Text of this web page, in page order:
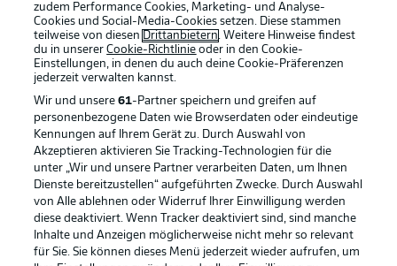
Rechtliche Hinweise Voreinstellungen verwalten
Datenschutz Nutzungsbedingungen
Kontakt Jobs
zudem Performance Cookies, Marketing- und Analyse-
Cookies und Social-Media-Cookies setzen. Diese stammen
teilweise von diesen Drittanbietern. Weitere Hinweise findest
du in unsererCookie-Richtlinie oder in den Cookie-
Einstellungen, in denen du auch deine Cookie-Präferenzen
jederzeit verwalten kannst.
Wir und unsere61-Partner speichern und greifen auf
personenbezogene Daten wie Browserdaten oder eindeutige
Kennungen auf Ihrem Gerät zu. Durch Auswahl von
Akzeptieren aktivieren Sie Tracking-Technologien für die
unter „Wir und unsere Partner verarbeiten Daten, um Ihnen
Dienste bereitzustellen“ aufgeführten Zwecke. Durch Auswahl
von Alle ablehnen oder Widerruf Ihrer Einwilligung werden
diese deaktiviert. Wenn Tracker deaktiviert sind, sind manche
Inhalte und Anzeigen möglicherweise nicht mehr so relevant
für Sie. Sie können dieses Menü jederzeit wieder aufrufen, um